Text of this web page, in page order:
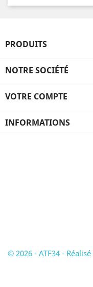
PRODUITS
NOTRE SOCIÉTÉ
VOTRE COMPTE
INFORMATIONS
© 2026 - ATF34 -